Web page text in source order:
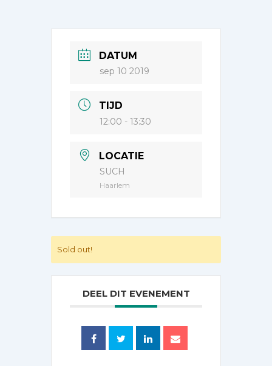
DATUM
sep 10 2019
TIJD
12:00 - 13:30
LOCATIE
SUCH
Haarlem
Sold out!
DEEL DIT EVENEMENT